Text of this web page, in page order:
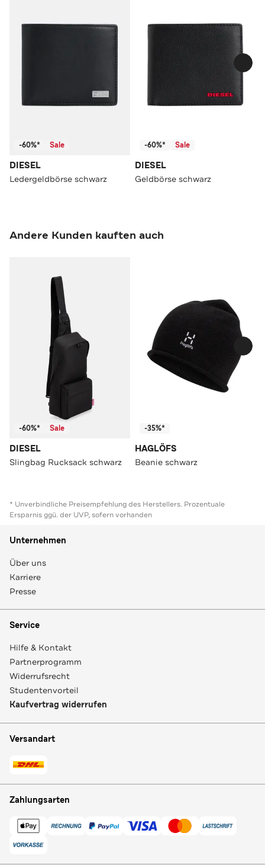
-60%* Sale
DIESEL
Ledergeldbörse schwarz
-60%* Sale
DIESEL
Geldbörse schwarz
Andere Kunden kauften auch
-60%* Sale
DIESEL
Slingbag Rucksack schwarz
-35%*
HAGLÖFS
Beanie schwarz
* Unverbindliche Preisempfehlung des Herstellers. Prozentuale
Ersparnis ggü. der UVP, sofern vorhanden
Unternehmen
Über uns
Karriere
Presse
Service
Hilfe & Kontakt
Partnerprogramm
Widerrufsrecht
Studentenvorteil
Kaufvertrag widerrufen
Versandart
Zahlungsarten